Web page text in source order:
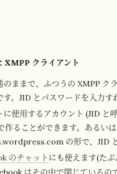
XMPP クライアント
のままで、ふつうの XMPP ク
す。JID とパスワードを入力す
に使用するアカウント (JID と
作ることができます。あるい
の形で、JID
のチャット にも使えます(た
はその中で閉じているの